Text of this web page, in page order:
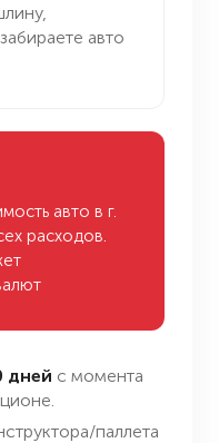
авто
авто в г.
расходов.
дней с момента
паллета